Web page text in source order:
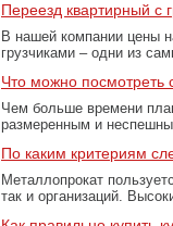
Переезд квартирный с
В нашей компании цены
грузчиками – одни из
Что можно посмотреть
Чем больше времени
размеренным и
По каким критериям
Металлопрокат
так и организаций.